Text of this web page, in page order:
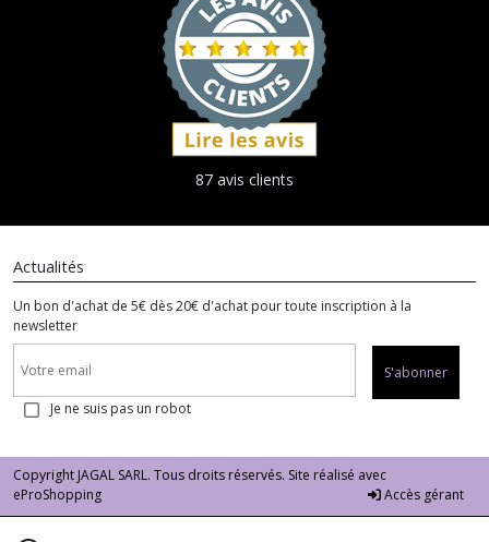
87 avis clients
Actualités
Un bon d'achat de 5€ dès 20€ d'achat pour toute inscription à la
newsletter
S'abonner
Je ne suis pas un robot
Copyright JAGAL SARL. Tous droits réservés. Site réalisé avec
eProShopping
Accès gérant